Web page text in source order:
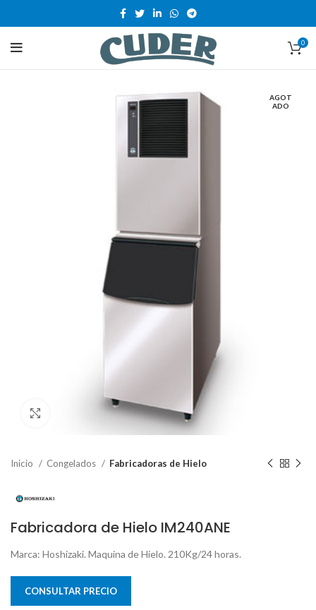
0
AGOT
ADO
Clic para ampliar
Inicio Congelados Fabricadoras de Hielo
Fabricadora de Hielo IM240ANE
Marca: Hoshizaki. Maquina de Hielo. 210Kg/24 horas.
CONSULTAR PRECIO